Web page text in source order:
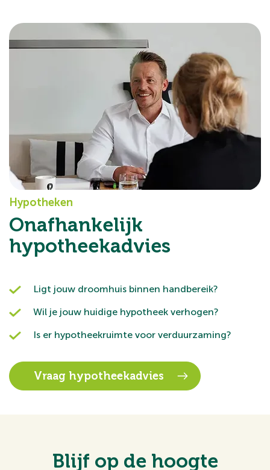
Hypotheken
Onafhankelijk
hypotheekadvies
Ligt jouw droomhuis binnen handbereik?
Wil je jouw huidige hypotheek verhogen?
Is er hypotheekruimte voor verduurzaming?
Vraag hypotheekadvies
Blijf op de hoogte